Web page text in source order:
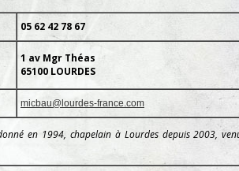
05 62 42 78 67
1 av Mgr Théas
65100 LOURDES
micbau@lourdes-france.com
en 1994, chapelain à Lourdes depuis 2003,